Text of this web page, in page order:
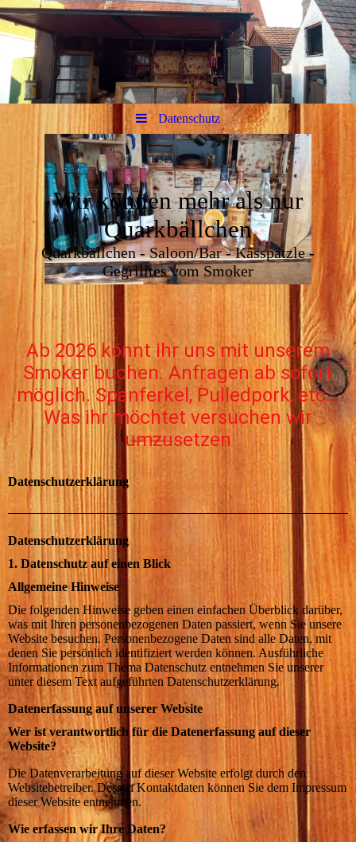
Datenschutz
Wir können mehr als nur
Quarkbällchen
Quarkbällchen - Saloon/Bar - Kässpätzle -
Gegrilltes vom Smoker
Ab 2026 könnt ihr uns mit unserem
Smoker buchen. Anfragen ab sofort
möglich. Spanferkel, Pulledpork, etc...
Was ihr möchtet versuchen wir
umzusetzen
Datenschutzerklärung
Datenschutzerklärung
1. Datenschutz auf einen Blick
Allgemeine Hinweise
Die folgenden Hinweise geben einen einfachen Überblick darüber,
was mit Ihren personenbezogenen Daten passiert, wenn Sie unsere
Website besuchen. Personenbezogene Daten sind alle Daten, mit
denen Sie persönlich identifiziert werden können. Ausführliche
Informationen zum Thema Datenschutz entnehmen Sie unserer
unter diesem Text aufgeführten Datenschutzerklärung.
Datenerfassung auf unserer Website
Wer ist verantwortlich für die Datenerfassung auf dieser
Website?
Die Datenverarbeitung auf dieser Website erfolgt durch den
Websitebetreiber. Dessen Kontaktdaten können Sie dem Impressum
dieser Website entnehmen.
Wie erfassen wir Ihre Daten?